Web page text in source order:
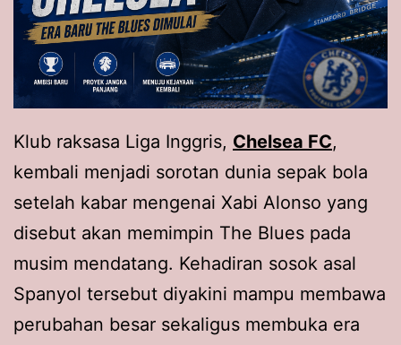
Klub raksasa Liga Inggris, Chelsea FC,
kembali menjadi sorotan dunia sepak bola
setelah kabar mengenai Xabi Alonso yang
disebut akan memimpin The Blues pada
musim mendatang. Kehadiran sosok asal
Spanyol tersebut diyakini mampu membawa
perubahan besar sekaligus membuka era